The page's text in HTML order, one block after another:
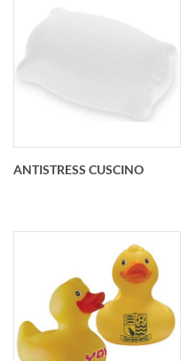
90x44x87 mm
Antistress cuscino
ANTISTRESS CUSCINO